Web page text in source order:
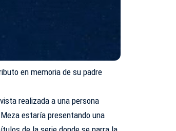
en memoria de su padre
realizada a una persona
estaría presentando una